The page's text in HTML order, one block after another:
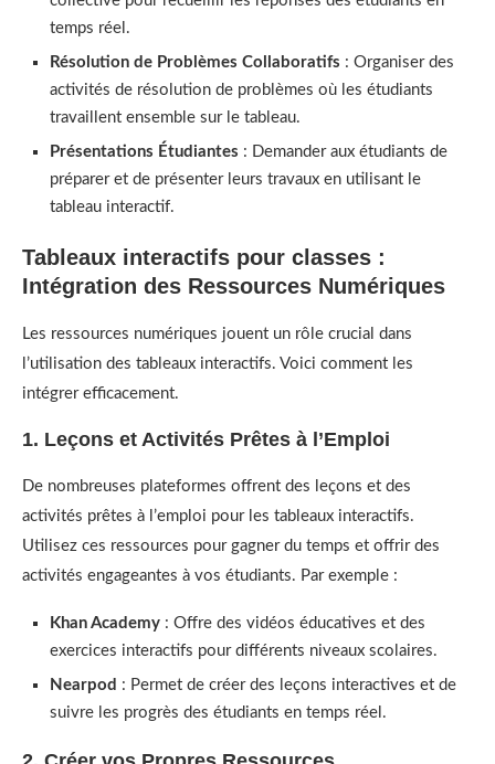
temps réel.
Résolution de Problèmes Collaboratifs : Organiser des
activités de résolution de problèmes où les étudiants
travaillent ensemble sur le tableau.
Présentations Étudiantes : Demander aux étudiants de
préparer et de présenter leurs travaux en utilisant le
tableau interactif.
Tableaux interactifs pour classes :
Intégration des Ressources Numériques
Les ressources numériques jouent un rôle crucial dans
l’utilisation des tableaux interactifs. Voici comment les
intégrer efficacement.
1. Leçons et Activités Prêtes à l’Emploi
De nombreuses plateformes offrent des leçons et des
activités prêtes à l’emploi pour les tableaux interactifs.
Utilisez ces ressources pour gagner du temps et offrir des
activités engageantes à vos étudiants. Par exemple :
Khan Academy : Offre des vidéos éducatives et des
exercices interactifs pour différents niveaux scolaires.
Nearpod : Permet de créer des leçons interactives et de
suivre les progrès des étudiants en temps réel.